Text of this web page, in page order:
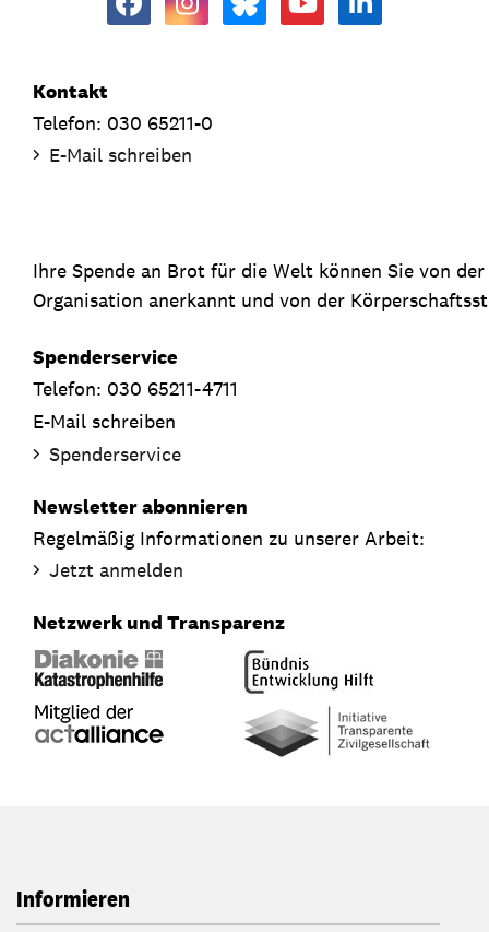
Kontakt
Telefon: 030 65211-0
E-Mail schreiben
Ihre Spende an Brot für die Welt können Sie von
Organisation anerkannt und von der
Spenderservice
Telefon: 030 65211-4711
E-Mail schreiben
Spenderservice
Newsletter abonnieren
Regelmäßig Informationen zu unserer Arbeit:
Jetzt anmelden
Netzwerk und Transparenz
Informieren